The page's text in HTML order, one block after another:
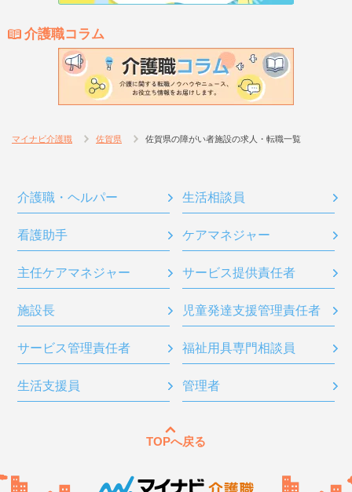
介護職コラム
マイナビ介護職 佐賀県 佐賀県の障がい者施設の求人・転職一覧
介護職・ヘルパー 生活相談員
看護助手 ケアマネジャー
主任ケアマネジャー サービス提供責任者
施設長 児童発達支援管理責任者
サービス管理責任者 福祉用具専門相談員
生活支援員 管理者
TOPへ戻る